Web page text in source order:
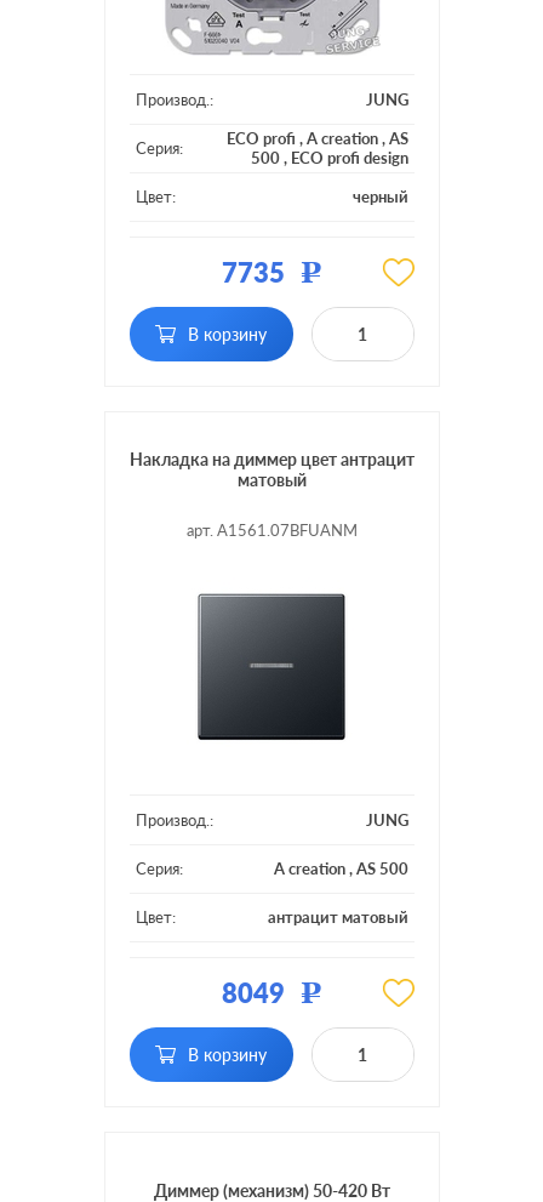
Производ.: JUNG
Серия: ECO profi ,A creation,AS
500, ECO profi design
Цвет:
черный
Включение:
поворотно-нажимной, с
возможностью
7735 Р
В корзину
Накладка на диммер цвет антрацит
матовый
арт. A1561.07BFUANM
Производ.: JUNG
Серия: A creation,AS 500
Цвет: антрацит матовый
Включение:
клавишный, с
возможностью
8049 Р
В корзину
Диммер (механизм) 50-420 Вт